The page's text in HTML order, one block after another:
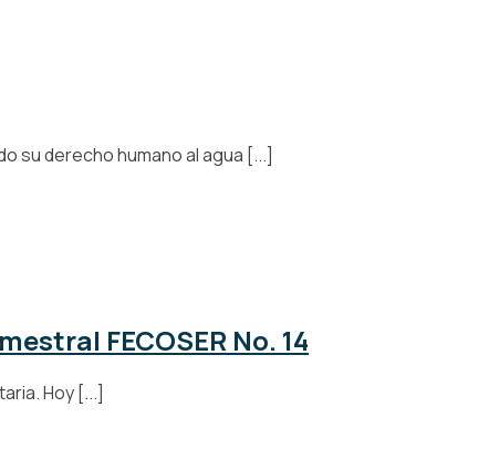
su derecho humano al agua [...]
FECOSER No. 14
Hoy [...]